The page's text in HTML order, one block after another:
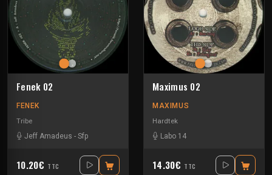
Fenek 02
FENEK
Tribe
Jeff Amadeus - Sfp
10.20€ TTC
Maximus 02
MAXIMUS
Hardtek
Labo 14
14.30€ TTC